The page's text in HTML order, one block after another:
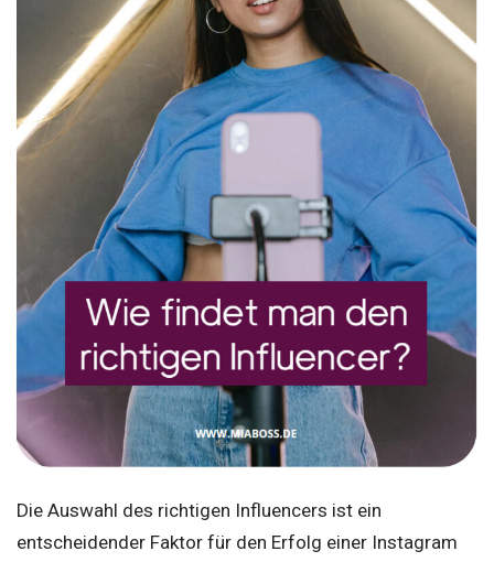
Die Auswahl des richtigen Influencers ist ein
entscheidender Faktor für den Erfolg einer Instagram